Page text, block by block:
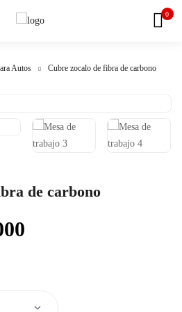
0
Autos Cubre zocalo de fibra de carbono
de carbono